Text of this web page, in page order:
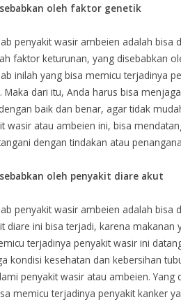
oleh faktor genetik
penyakit wasir ambeien adalah bisa
faktor keturunan, yang disebabkan
inilah yang bisa memicu terjadinya
Maka dari itu, Anda harus bisa
baik dan benar, agar tidak
wasir atau ambeien ini, bisa
dengan tindakan atau
oleh penyakit diare akut
penyakit wasir ambeien adalah bisa
diare ini bisa terjadi, karena makanan
terjadinya penyakit wasir ini
kondisi kesehatan dan kebersihan
penyakit wasir atau ambeien.
memicu terjadinya penyakit kanker